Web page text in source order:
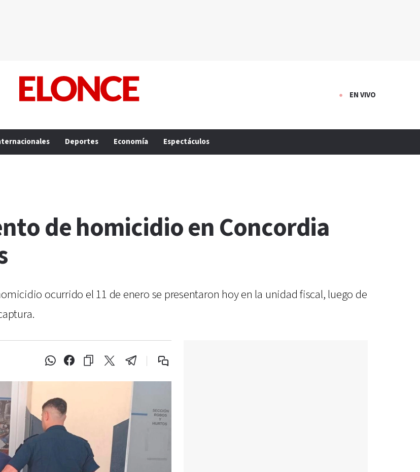
EN VIVO
Deportes Economía Espectáculos
de homicidio en Concordia
ocurrido el 11 de enero se presentaron hoy en la unidad fiscal, luego de